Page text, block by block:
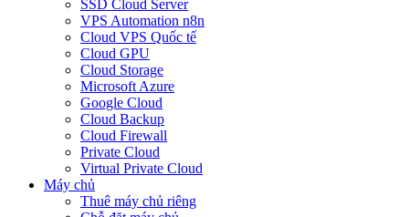
SSD Cloud Server
VPS Automation n8n
Cloud VPS Quốc tế
Cloud GPU
Cloud Storage
Microsoft Azure
Google Cloud
Cloud Backup
Cloud Firewall
Private Cloud
Virtual Private Cloud
Máy chủ
Thuê máy chủ riêng